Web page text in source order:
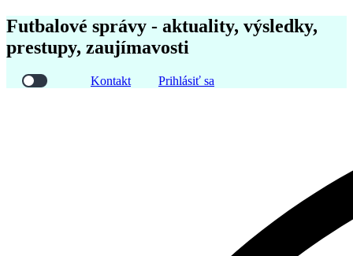
Futbalové správy - aktuality, výsledky,
prestupy, zaujímavosti
Kontakt Prihlásiť sa